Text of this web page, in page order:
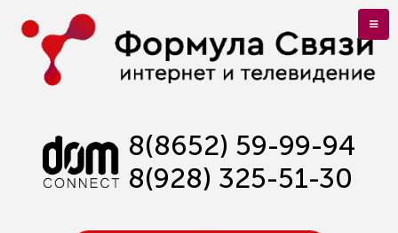
8(8652) 59-99-94
8(928) 325-51-30